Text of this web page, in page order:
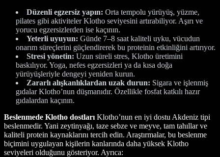
Düzenli egzersiz yapın: Orta tempolu yürüyüş, yüzme,
pilates gibi aktiviteler Klotho seviyesini artırabiliyor. Aşırı ve
yorucu egzersizlerden ise kaçının.
Yeterli uyuyun: Günde 7–8 saat kaliteli uyku, vücudun
onarım süreçlerini güçlendirerek bu proteinin etkinliğini artırıyor.
Stresi yönetin: Uzun süreli stres, Klotho üretimini
baskılıyor. Yoga, nefes egzersizleri ya da kısa doğa
yürüyüşleriyle dengeyi yeniden kurun.
Zararlı alışkanlıklardan uzak durun: Sigara ve işlenmiş
gıdalar Klotho’nun düşmanıdır. Özellikle fosfat katkılı hazır
gıdalardan kaçının.
Beslenmede Klotho dostları Klotho’nun en iyi dostu Akdeniz tipi
beslenmedir. Yani zeytinyağı, taze sebze ve meyve, tam tahıllar ve
kaliteli protein kaynaklarını tercih edin. Araştırmalar, bu beslenme
biçimini uygulayan kişilerin kanlarında daha yüksek Klotho
seviyeleri olduğunu gösteriyor. Ayrıca: